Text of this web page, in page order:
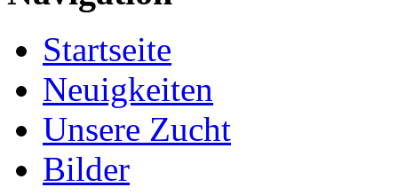
Startseite
Neuigkeiten
Unsere Zucht
Bilder